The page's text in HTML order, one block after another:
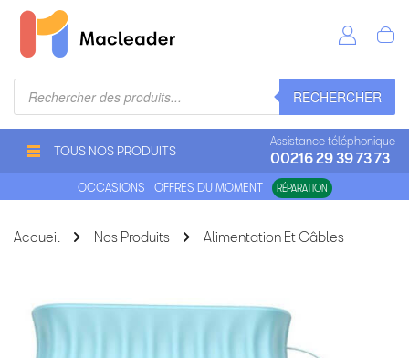
Recherche
produits
RECHERCHER
TOUS NOS PRODUITS
Assistance téléphonique
00216 29 39 73 73
OCCASIONS OFFRES DU MOMENT RÉPARATION
Accueil Nos Produits Alimentation Et Câbles